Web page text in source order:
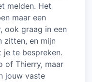
melden. Het
maar een
ook graag in een
zitten, en mijn
je te bespreken.
of Thierry, maar
jouw vaste